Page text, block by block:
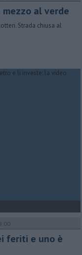
mezzo al verde
Strada chiusa al
feriti e uno è